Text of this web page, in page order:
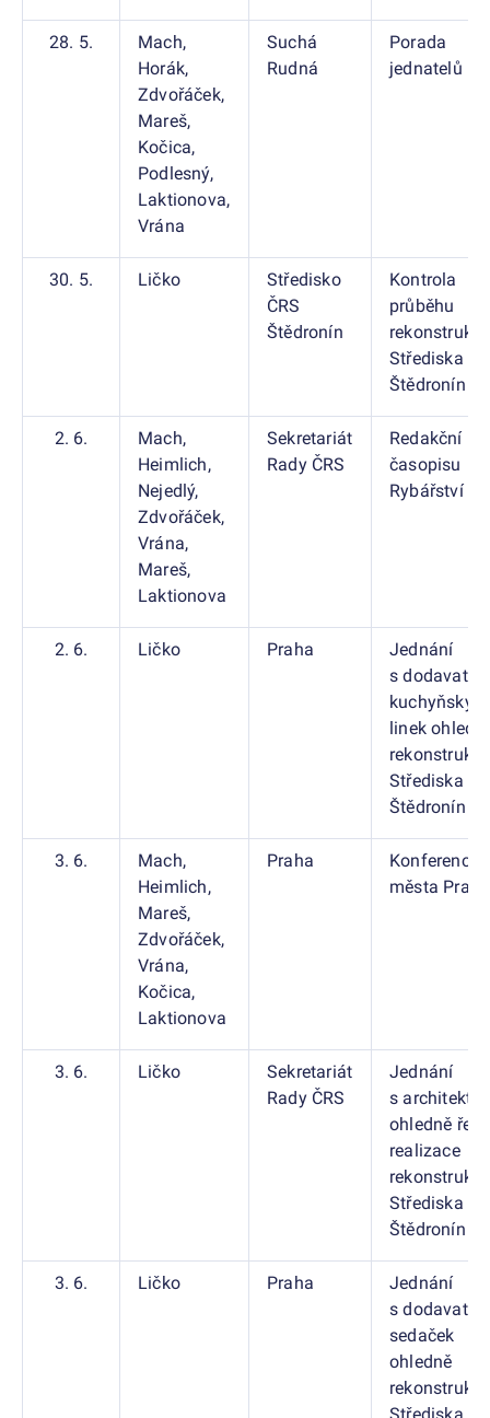
28. 5.
Mach,
Horák,
Zdvořáček,
Mareš,
Kočica,
Podlesný,
Laktionova,
Vrána
Suchá
Rudná
Porada
jednatelů
30. 5. Ličko
Středisko
ČRS
Štědronín
Kontrola
průběhu
rekonstrukce
Střediska
Štědronín
2. 6.
Mach,
Heimlich,
Nejedlý,
Zdvořáček,
Vrána,
Mareš,
Laktionova
Sekretariát
Rady ČRS
Redakční
časopisu
Rybářství
2. 6. Ličko Praha
Jednání
s
linek
rekonstrukce
Střediska
Štědronín
3. 6.
Mach,
Heimlich,
Mareš,
Zdvořáček,
Vrána,
Kočica,
Laktionova
Praha
Konference
města Prahy
3. 6. Ličko
Sekretariát
Rady ČRS
Jednání
s architekty
ohledně
realizace
rekonstrukce
Střediska
Štědronín
3. 6. Ličko Praha
Jednání
s
sedaček
ohledně
rekonstrukce